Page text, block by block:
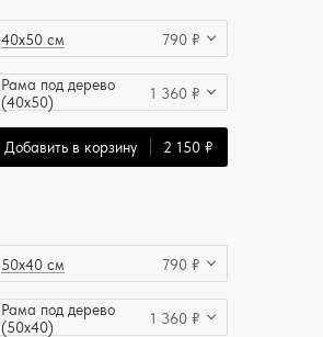
40x50 см 790 ₽
Рама под дерево
(40x50)
1 360 ₽
Добавить в корзину 2 150 ₽
50x40 см 790 ₽
Рама под дерево
(50x40)
1 360 ₽